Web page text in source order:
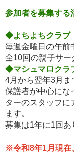
参加者を募集する
◆よちよちクラブ
毎週金曜日の午前
全10回の親子サー
◆マシュマロクラ
4月から翌年3月ま
保護者が中心にな
ターのスタッフに
ます。
募集は1年に1回あ
※令和8年1月現在